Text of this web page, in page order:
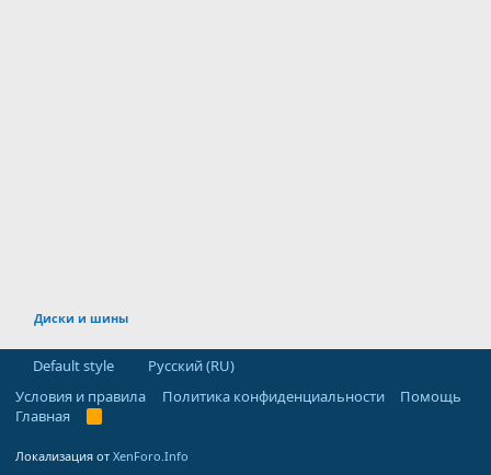
Диски и шины
Default style
Русский (RU)
Условия и правила
Политика конфиденциальности
Помощь
Главная
R
Локализация от XenForo.Info